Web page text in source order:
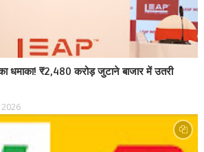
धमाका! ₹2,480 करोड़ जुटाने बाजार में उतरी